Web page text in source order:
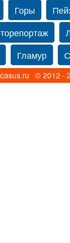
Горы
Гламур
© 2012 -